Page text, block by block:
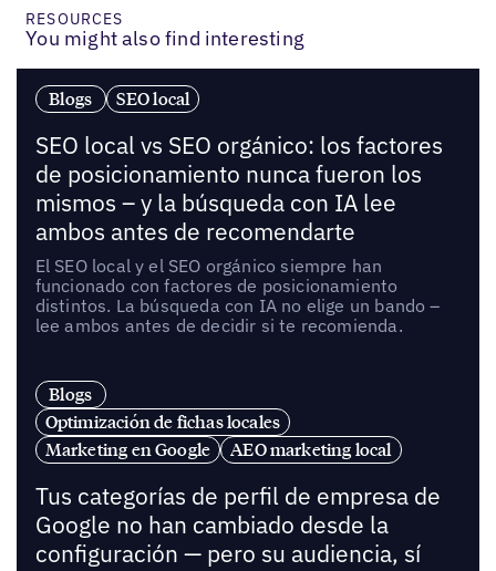
RESOURCES
You might also find interesting
Blogs SEO local
SEO local vs SEO orgánico: los factores
de posicionamiento nunca fueron los
mismos – y la búsqueda con IA lee
ambos antes de recomendarte
El SEO local y el SEO orgánico siempre han
funcionado con factores de posicionamiento
distintos. La búsqueda con IA no elige un bando –
lee ambos antes de decidir si te recomienda.
Blogs
Optimización de fichas locales
Marketing en Google
AEO marketing local
Tus categorías de perfil de empresa de
Google no han cambiado desde la
configuración — pero su audiencia, sí